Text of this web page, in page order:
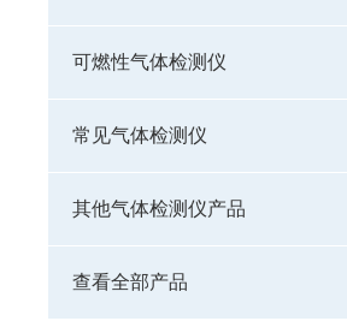
可燃性气体检测仪
常见气体检测仪
其他气体检测仪产品
查看全部产品